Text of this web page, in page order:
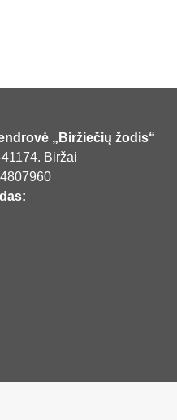
„Biržiečių žodis“
Biržai